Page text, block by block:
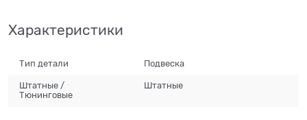
Характеристики
Тип детали Подвеска
Штатные /
Тюнинговые
Штатные